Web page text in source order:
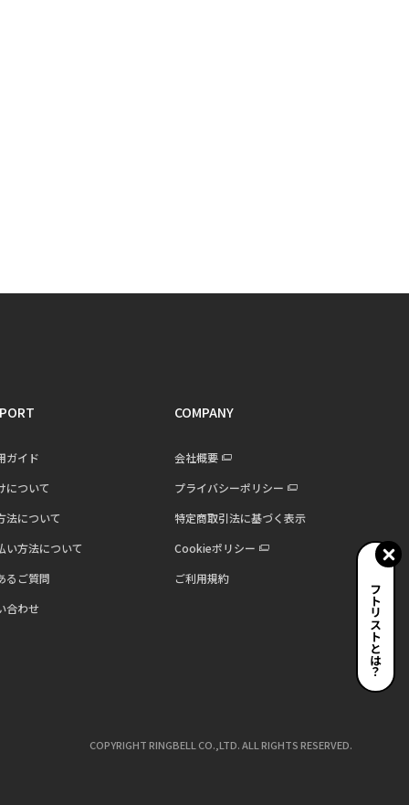
ギフトリストとは？
ガイド
について
法について
い方法について
るご質問
合わせ
COMPANY
会社概要
プライバシーポリシー
特定商取引法に基づく表示
Cookieポリシー
ご利用規約
COPYRIGHT RINGBELL CO.,LTD. ALL RIGHTS RESERVED.